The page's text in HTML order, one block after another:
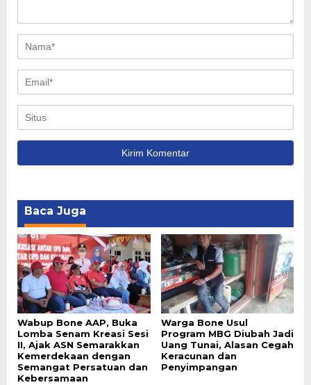
Baca Juga
Wabup Bone AAP, Buka
Lomba Senam Kreasi Sesi
II, Ajak ASN Semarakkan
Kemerdekaan dengan
Semangat Persatuan dan
Kebersamaan
Warga Bone Usul
Program MBG Diubah Jadi
Uang Tunai, Alasan Cegah
Keracunan dan
Penyimpangan